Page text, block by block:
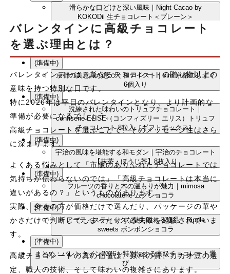
滑らかな口どけと深い風味｜Night Cacao by
KOKODii 生チョコレート＜プレーン＞
(準備中)
薄さと味わいの芸術｜CACAObroma 3枚アソートセ
(準備中)
京都の美意識が息づく和テイスト｜siro 京都のしずく
6個入り
(準備中)
洗練された味わいのトリュフチョコレート｜
confiserie ELISE（コンフィズリー エリス）トリュフ
チョコレート 8粒入［ギフトボックス］
(準備中)
宇治の風味を堪能する和モダン｜宇治のチョコレート
【抹茶・ほうじ茶】8枚入り
(準備中)
フルーツの香りと木の温もりが魅力｜mimosa
chocolaterie ムクショコラ
(準備中)
アーティスティックな魅力溢れる逸品｜Ripple
sweets ボンボンショコラ
(準備中)
まとめ：バレンタイン2026を特別にする高級チョコレート選
び
バレンタインに高級チョコレート
を選ぶ理由とは？
バレンタインデーは、単なるチョコレートの贈り物以上の
意味を持つ特別な日です。
特に2026年は平日のバレンタインとなり、より計画的な
準備が必要になるでしょう。
高級チョコレートを選ぶことで、そのメッセージ性はさら
に深まります。
よくある悩みとして「市販のありふれたチョコレートでは
気持ちが伝わらないのでは」「高級チョコレートは本当に
違いがあるの？」というものがあります。
実際、多くの方が価格だけで選んだり、パッケージの華や
かさだけで判断してしまったりする失敗を経験されていま
す。
高級チョコレートの真の価値は、原料の質、カカオ豆の選
定、職人の技術、そして味わいの複雑さにあります。